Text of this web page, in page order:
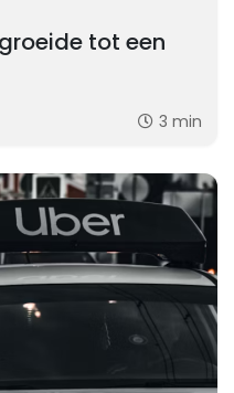
tot een
3 min